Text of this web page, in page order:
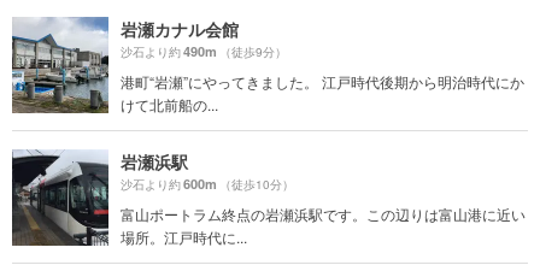
岩瀬カナル会館
沙石より約490m （徒歩9分）
港町“岩瀬”にやってきました。 江戸時代後期から明治時代にか
けて北前船の...
岩瀬浜駅
沙石より約600m （徒歩10分）
富山ポートラム終点の岩瀬浜駅です。この辺りは富山港に近い
場所。江戸時代に...